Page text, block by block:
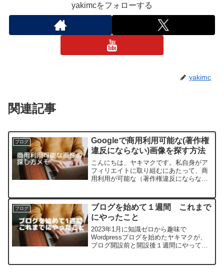
yakimcをフォローする
yakimc
関連記事
ブログ
Googleで商用利用可能な(著作権
違反にならない)画像を探す方法
こんにちは、ヤキマクです。私自身がア
フィリエイトに取り組むにあたって、商
用利用が可能な（著作権違反にならな
調査する中で、クリエイティブ・コモ
ン・ライセンス（CCライセン...
ブログ
ブログを始めて１週間 これまで
にやったこと
2023年1月に知識ゼロから趣味で
Wordpressブログを始めたヤキマクが、
ブログ開設前と開設後１週間にやってき